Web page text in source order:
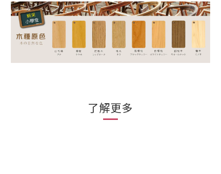
了解更多